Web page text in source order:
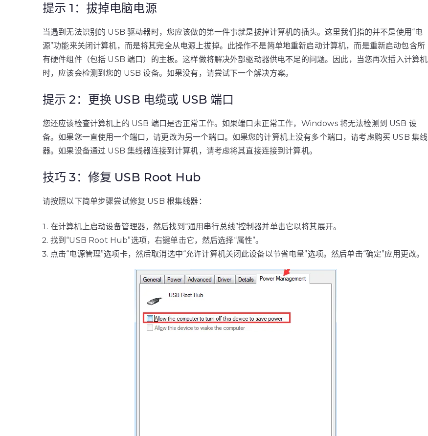
提示 1：拔掉电脑电源
当遇到无法识别的 USB 驱动器时，您应该做的第一件事就是拔掉计算机的插头。这里我们指的并不是使用“电
源”功能来关闭计算机，而是将其完全从电源上拔掉。此操作不是简单地重新启动计算机，而是重新启动包含所
有硬件组件（包括 USB 端口）的主板。这样做将解决外部驱动器供电不足的问题。因此，当您再次插入计算机
时，应该会检测到您的 USB 设备。如果没有，请尝试下一个解决方案。
提示 2：更换 USB 电缆或 USB 端口
您还应该检查计算机上的 USB 端口是否正常工作。如果端口未正常工作，Windows 将无法检测到 USB 设
备。如果您一直使用一个端口，请更改为另一个端口。如果您的计算机上没有多个端口，请考虑购买 USB 集线
器。如果设备通过 USB 集线器连接到计算机，请考虑将其直接连接到计算机。
技巧 3：修复 USB Root Hub
请按照以下简单步骤尝试修复 USB 根集线器：
在计算机上启动设备管理器，然后找到“通用串行总线”控制器并单击它以将其展开。
找到“USB Root Hub”选项，右键单击它，然后选择“属性”。
点击“电源管理”选项卡，然后取消选中“允许计算机关闭此设备以节省电量”选项。然后单击“确定”应用更改。